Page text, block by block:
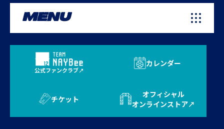
MENU
公式ファンクラブ
カレンダー
チケット
オフィシャル
オンラインストア